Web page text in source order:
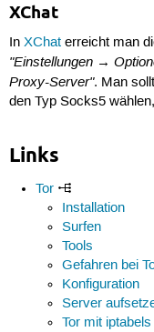
XChat
In XChaterreicht man
"Einstellungen →
Proxy-Server". Man
den Typ Socks5
Links
Tor
Installation
Surfen
Tools
Gefahren bei
Konfiguration
Server
Tor mit